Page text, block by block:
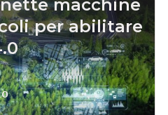
macchine
per abilitare